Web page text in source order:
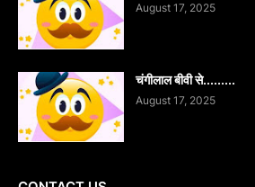
August 17, 2025
चंगीलाल बीवी से.........
August 17, 2025